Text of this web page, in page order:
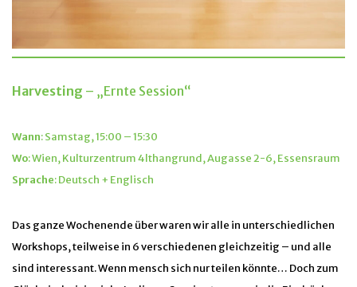
Harvesting – „Ernte Session“
Wann: Samstag, 15:00 – 15:30
Wo: Wien, Kulturzentrum 4lthangrund, Augasse 2-6, Essensraum
Sprache: Deutsch + Englisch
Das ganze Wochenende über waren wir alle in unterschiedlichen
Workshops, teilweise in 6 verschiedenen gleichzeitig – und alle
sind interessant. Wenn mensch sich nur teilen könnte… Doch zum